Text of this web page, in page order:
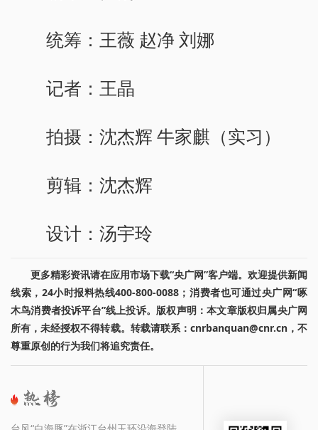
统筹：王薇 赵净 刘娜
记者：王晶
拍摄：沈杰辉 牛家麒（实习）
剪辑：沈杰辉
设计：汤宇玲
更多精彩资讯请在应用市场下载“央广网”客户端。欢迎提供新闻
线索，24小时报料热线400-800-0088；消费者也可通过央广网“啄
木鸟消费者投诉平台”线上投诉。版权声明：本文章版权归属央广网
所有，未经授权不得转载。转载请联系：cnrbanquan@cnr.cn，不
尊重原创的行为我们将追究责任。